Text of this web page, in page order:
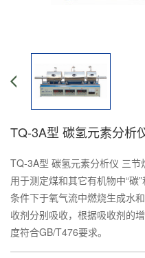
TQ-3A型 碳氢元素分析
TQ-3A型 碳氢元素分析仪 三
用于测定煤和其它有机物中“碳
条件下于氧气流中燃烧生成水
收剂分别吸收，根据吸收剂的
度符合GB/T476要求。